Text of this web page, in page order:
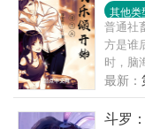
其他类
普通社
方是谁
时，脑
从此池
中之王
分兑换
最新：
斗罗